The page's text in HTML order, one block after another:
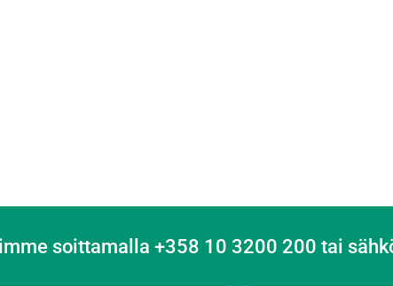
soittamalla +358 10 3200 200 tai